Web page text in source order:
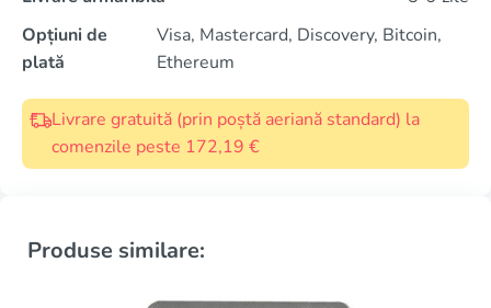
Opțiuni de
plată
Visa, Mastercard, Discovery, Bitcoin,
Ethereum
Livrare gratuită (prin poștă aeriană standard) la
comenzile peste 172,19 €
Produse similare: